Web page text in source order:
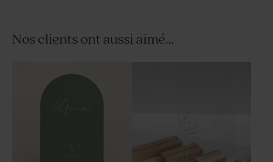
minimaliste chic et dorure
Nos clients ont aussi aimé...